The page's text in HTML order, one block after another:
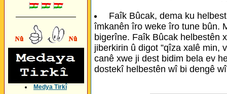
Medya Tirkî
Faîk Bûcak, dema ku
îmkanên îro weke îro tune bûn.
bigerîne. Faîk Bûcak helbestên
jiberkirin û digot ”qîza xalê min,
canê xwe ji dest bidim bela ev
dostekî helbestên wî bi dengê